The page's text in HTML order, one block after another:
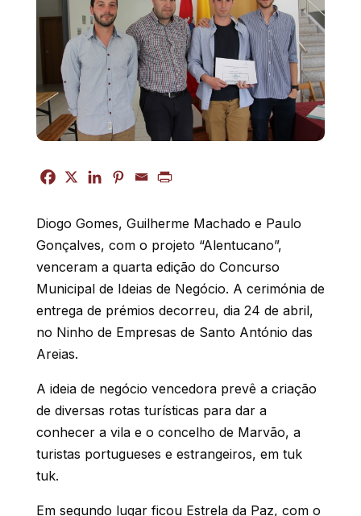
Diogo Gomes, Guilherme Machado e Paulo
Gonçalves, com o projeto “Alentucano”,
venceram a quarta edição do Concurso
Municipal de Ideias de Negócio. A cerimónia de
entrega de prémios decorreu, dia 24 de abril,
no Ninho de Empresas de Santo António das
Areias.
A ideia de negócio vencedora prevê a criação
de diversas rotas turísticas para dar a
conhecer a vila e o concelho de Marvão, a
turistas portugueses e estrangeiros, em tuk
tuk.
Em segundo lugar ficou Estrela da Paz, com o